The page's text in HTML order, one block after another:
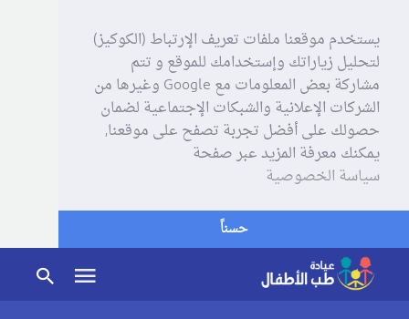
يستخدم موقعنا ملفات تعريف الإرتباط (الكوكيز)
لتحليل زياراتك وإستخدامك للموقع و تتم
مشاركة بعض المعلومات مع Google وغيرها من
الشركات الإعلانية والشبكات الإجتماعية لضمان
حصولك على أفضل تجربة تصفح على موقعنا,
يمكنك معرفة المزيد عبر صفحة
سياسة الخصوصية
حسناً